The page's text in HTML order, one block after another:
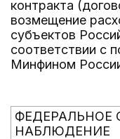
контракта
возмещение
субъектов
соответствии с
Минфином
ФЕДЕРАЛЬНОЕ
НАБЛЮДЕНИЕ